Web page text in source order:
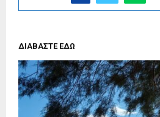
ΔΙΑΒΑΣΤΕ ΕΔΩ